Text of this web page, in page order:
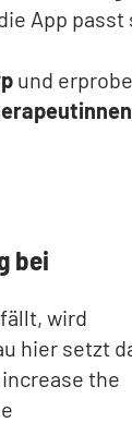
App passt
und
bei
wird
hier setzt
the